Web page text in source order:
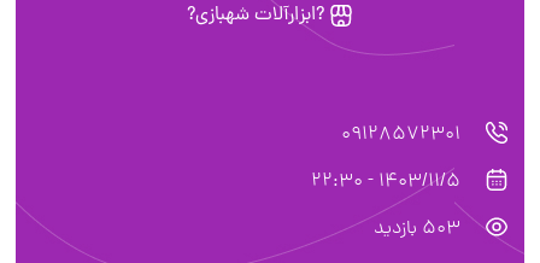
?ابزارآلات شهبازی?
09128572301
1403/11/5 - 22:30
503 بازدید